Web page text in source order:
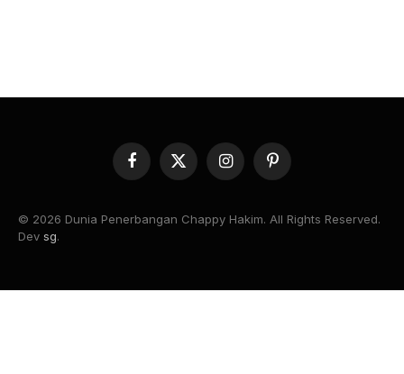
Facebook
X
(Twitter)
InstagramPinterest
© 2026 Dunia Penerbangan Chappy Hakim. All Rights Reserved.
Dev sg.